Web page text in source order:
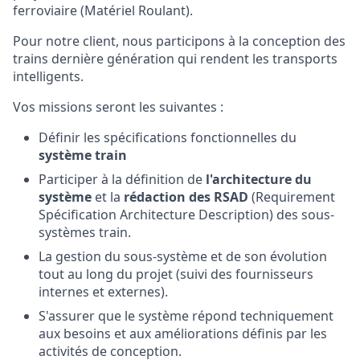
ferroviaire (Matériel Roulant).
Pour notre client, nous participons à la conception des
trains dernière génération qui rendent les transports
intelligents.
Vos missions seront les suivantes :
Définir les spécifications fonctionnelles du
système train
Participer à la définition de l'architecture du
système et la rédaction des RSAD (Requirement
Spécification Architecture Description) des sous-
systèmes train.
La gestion du sous-système et de son évolution
tout au long du projet (suivi des fournisseurs
internes et externes).
S'assurer que le système répond techniquement
aux besoins et aux améliorations définis par les
activités de conception.